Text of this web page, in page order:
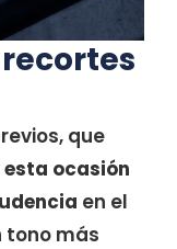
que
esta ocasión
en el
tono más